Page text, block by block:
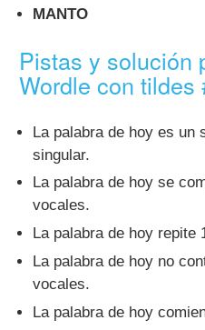
MANTO
Pistas y solución
Wordle con tildes
La palabra de hoy es un
singular.
La palabra de hoy se
vocales.
La palabra de hoy repite
La palabra de hoy no
vocales.
La palabra de hoy